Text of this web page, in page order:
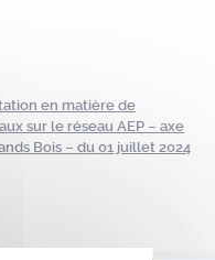
en matière de
sur le réseau AEP – axe
Bois – du 01 juillet 2024